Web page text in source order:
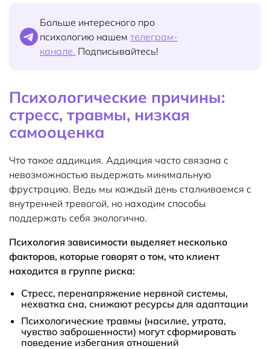
Больше интересного про
психологию нашем телеграм-
канале. Подписывайтесь!
Психологические причины:
стресс, травмы, низкая
самооценка
Что такое аддикция. Аддикция часто связана с
невозможностью выдержать минимальную
фрустрацию. Ведь мы каждый день сталкиваемся с
внутренней тревогой, но находим способы
поддержать себя экологично.
Психология зависимости выделяет несколько
факторов, которые говорят о том, что клиент
находится в группе риска:
Стресс, перенапряжение нервной системы,
нехватка сна, снижают ресурсы для адаптации
Психологические травмы (насилие, утрата,
чувство заброшенности) могут сформировать
поведение избегания отношений